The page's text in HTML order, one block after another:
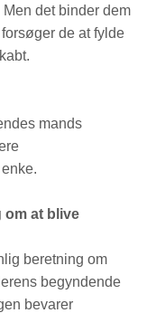
Men det binder dem
de at fylde
mands
om at blive
beretning om
begyndende
bevarer